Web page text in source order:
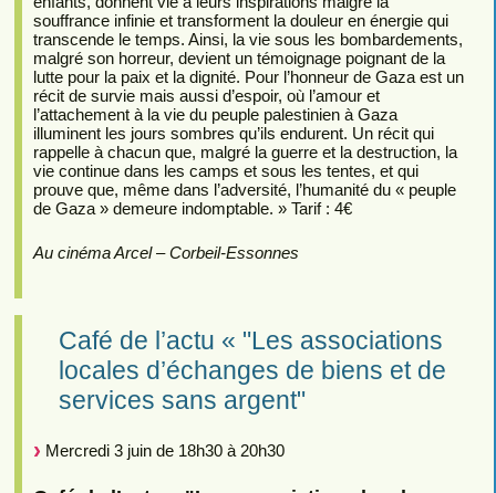
souffrance infinie et transforment la douleur en énergie qui
transcende le temps. Ainsi, la vie sous les bombardements,
malgré son horreur, devient un témoignage poignant de la
lutte pour la paix et la dignité. Pour l’honneur de Gaza est un
récit de survie mais aussi d’espoir, où l’amour et
l’attachement à la vie du peuple palestinien à Gaza
illuminent les jours sombres qu’ils endurent. Un récit qui
rappelle à chacun que, malgré la guerre et la destruction, la
vie continue dans les camps et sous les tentes, et qui
prouve que, même dans l’adversité, l’humanité du « peuple
de Gaza » demeure indomptable. » Tarif : 4€
Au cinéma Arcel – Corbeil-Essonnes
Café de l’actu « "Les associations
locales d’échanges de biens et de
services sans argent"
Mercredi 3 juin de 18h30 à 20h30